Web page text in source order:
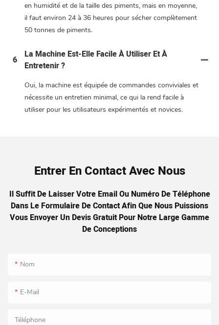
en humidité et de la taille des piments, mais en moyenne,
il faut environ 24 à 36 heures pour sécher complètement
50 tonnes de piments.
6
La Machine Est-Elle Facile À Utiliser Et À
Entretenir ?
Oui, la machine est équipée de commandes conviviales et
nécessite un entretien minimal, ce qui la rend facile à
utiliser pour les utilisateurs expérimentés et novices.
Entrer En Contact Avec Nous
Il Suffit De Laisser Votre Email Ou Numéro De Téléphone
Dans Le Formulaire De Contact Afin Que Nous Puissions
Vous Envoyer Un Devis Gratuit Pour Notre Large Gamme
De Conceptions
Nom
E-Mail
Téléphone